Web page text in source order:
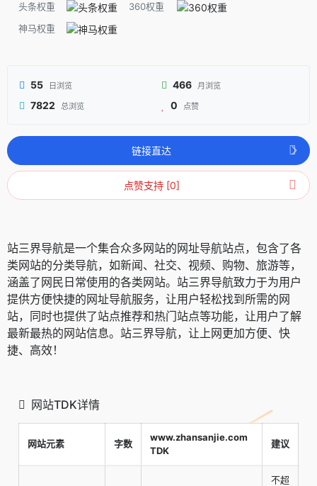
头条权重
360权重
神马权重
55 日浏览 466 月浏览
7822 总浏览 0 点赞
链接直达
点赞支持 [0]
站三界导航是一个集合众多网站的网址导航站点，包含了各
类网站的分类导航，如新闻、社交、视频、购物、旅游等，
涵盖了网民日常使用的各类网站。站三界导航致力于为用户
提供方便快捷的网址导航服务，让用户轻松找到所需的网
站，同时也提供了站点推荐和热门站点等功能，让用户了解
最新最热的网站信息。站三界导航，让上网更加方便、快
捷、高效！
网站TDK详情
网站元素 字数
www.zhansanjie.com
TDK
建议
不超